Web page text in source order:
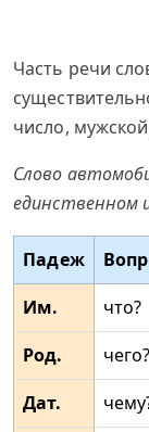
Часть речи
число,
Слово
единственном
Падеж
Им.
что?
Род.
чего?
Дат.